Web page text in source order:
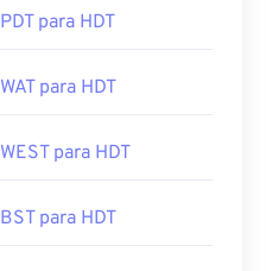
PDT para HDT
WAT para HDT
WEST para HDT
BST para HDT